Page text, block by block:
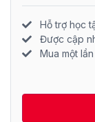
Hỗ trợ học
Được cập
Mua một